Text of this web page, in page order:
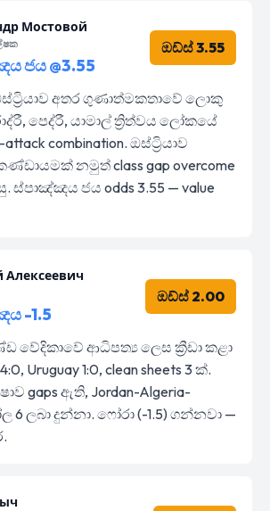
Мостовой
ජය @3.55
ඔඩ්ස් 3.55
අතර ගුණාත්මකතාවේ ලොකු
පෙද්රී, යාමාල් ත්‍රිත්වය ලෝකයේ
combination. ඔස්ට්‍රියාව
නමුත් class gap overcome
ස්පාඤ්ඤය ජය odds 3.55 — value
Алексеевич
-1.5
ඔඩ්ස් 2.00
වේදිකාවේ ආධිපත්‍ය ලෙස ක්‍රීඩා කළා
Uruguay 1:0, clean sheets 3 ක්.
gaps ඇති, Jordan-Algeria-
6 ලබා දුන්නා. ෆෝරා (-1.5) ගන්නවා —